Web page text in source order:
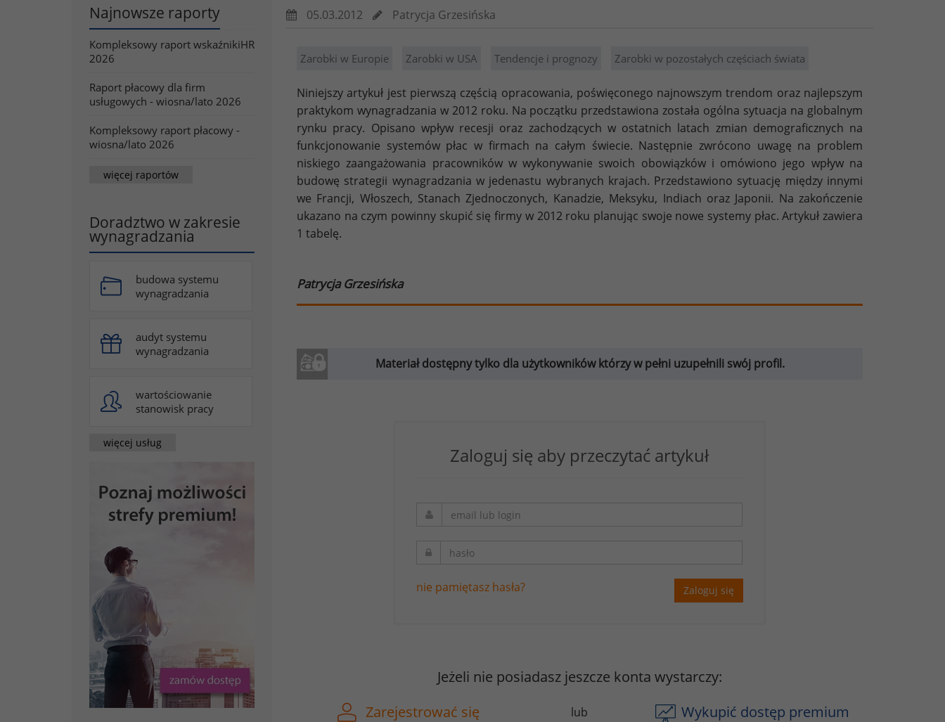
Najnowsze raporty
Kompleksowy raport wskaźnikiHR
2026
Raport płacowy dla firm
usługowych - wiosna/lato 2026
Kompleksowy raport płacowy -
wiosna/lato 2026
więcej raportów
Doradztwo w zakresie
wynagradzania
budowa systemu
wynagradzania
audyt systemu
wynagradzania
wartościowanie
stanowisk pracy
więcej usług
05.03.2012 Patrycja Grzesińska
Zarobki w Europie Zarobki w USA Tendencje i prognozy Zarobki w pozostałych częściach świata
Niniejszy artykuł jest pierwszą częścią opracowania, poświęconego najnowszym trendom oraz najlepszym
praktykom wynagradzania w 2012 roku. Na początku przedstawiona została ogólna sytuacja na globalnym
rynku pracy. Opisano wpływ recesji oraz zachodzących w ostatnich latach zmian demograficznych na
funkcjonowanie systemów płac w firmach na całym świecie. Następnie zwrócono uwagę na problem
niskiego zaangażowania pracowników w wykonywanie swoich obowiązków i omówiono jego wpływ na
budowę strategii wynagradzania w jedenastu wybranych krajach. Przedstawiono sytuację między innymi
we Francji, Włoszech, Stanach Zjednoczonych, Kanadzie, Meksyku, Indiach oraz Japonii. Na zakończenie
ukazano na czym powinny skupić się firmy w 2012 roku planując swoje nowe systemy płac. Artykuł zawiera
1 tabelę.
Patrycja Grzesińska
Materiał dostępny tylko dla użytkowników którzy w pełni uzupełnili swój profil.
Zaloguj się aby przeczytać artykuł
nie pamiętasz hasła? Zaloguj się
Jeżeli nie posiadasz jeszcze konta wystarczy:
Zarejestrować się
lub Wykupić dostęp premium